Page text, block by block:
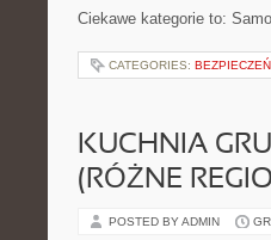
Ciekawe kategorie to:
CATEGORIES:
KUCHNIA
(RÓŻNE
POSTED BY ADMIN